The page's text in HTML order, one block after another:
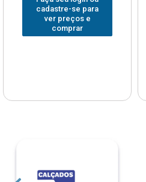
cadastre-se para
ver preços e
comprar